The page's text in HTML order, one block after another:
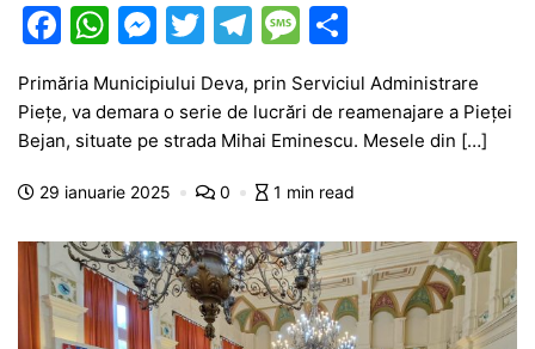
F
a
c
e
b
o
k
W
at
s
A
p
M
e
s
s
e
g
er
T
itt
er
T
el
e
gr
a
m
M
s
s
a
e
ta
je
a
ă
Primăria Municipiului Deva, prin Serviciul Administrare
Piețe, va demara o serie de lucrări de reamenajare a Pieței
Bejan, situate pe strada Mihai Eminescu. Mesele din […]
29 ianuarie 2025 0 1 min read